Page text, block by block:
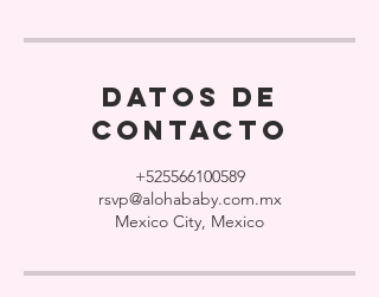
Datos de
contacto
+525566100589
rsvp@alohababy.com.mx
Mexico City, Mexico